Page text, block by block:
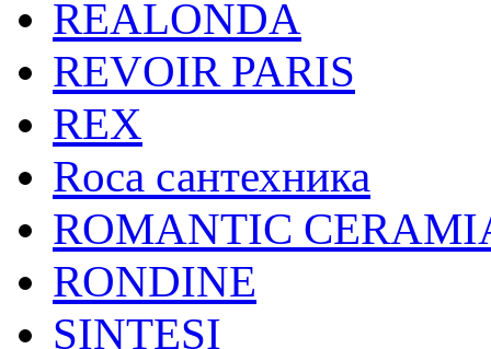
REALONDA
REVOIR PARIS
REX
Roca сантехника
ROMANTIC
RONDINE
SINTESI